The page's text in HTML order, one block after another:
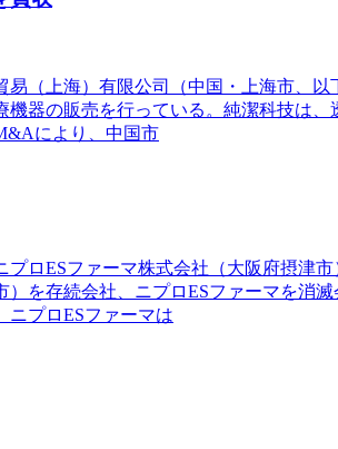
易（上海）有限公司（中国・上海市、
器の販売を行っている。純潔科技は
により、中国市
プロESファーマ株式会社（大阪府摂
を存続会社、ニプロESファーマを消
ニプロESファーマは